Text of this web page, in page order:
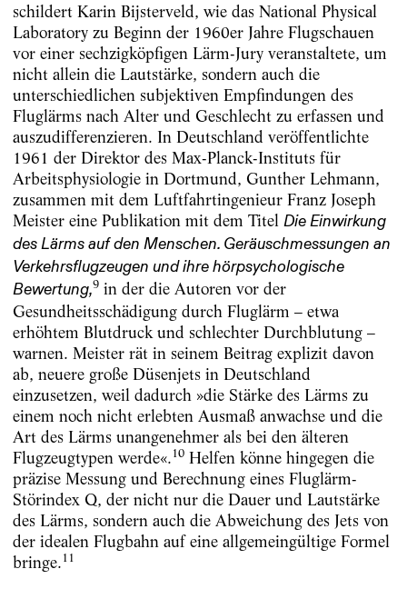
schildert Karin Bijsterveld, wie das National Physical
Laboratory zu Beginn der 1960er Jahre Flugschauen
vor einer sechzigköpfigen Lärm-Jury veranstaltete, um
nicht allein die Lautstärke, sondern auch die
unterschiedlichen subjektiven Empfindungen des
Fluglärms nach Alter und Geschlecht zu erfassen und
auszudifferenzieren. In Deutschland veröffentlichte
1961 der Direktor des Max-Planck-Instituts für
Arbeitsphysiologie in Dortmund, Gunther Lehmann,
zusammen mit dem Luftfahrtingenieur Franz Joseph
Meister eine Publikation mit dem Titel Die Einwirkung
des Lärms auf den Menschen. Geräuschmessungen an
Verkehrsflugzeugen und ihre hörpsychologische
Bewertung,9in der die Autoren vor der
Gesundheitsschädigung durch Fluglärm – etwa
erhöhtem Blutdruck und schlechter Durchblutung –
warnen. Meister rät in seinem Beitrag explizit davon
ab, neuere große Düsenjets in Deutschland
einzusetzen, weil dadurch »die Stärke des Lärms zu
einem noch nicht erlebten Ausmaß anwachse und die
Art des Lärms unangenehmer als bei den älteren
Flugzeugtypen werde«.10Helfen könne hingegen die
präzise Messung und Berechnung eines Fluglärm-
Störindex Q, der nicht nur die Dauer und Lautstärke
des Lärms, sondern auch die Abweichung des Jets von
der idealen Flugbahn auf eine allgemeingültige Formel
bringe.11